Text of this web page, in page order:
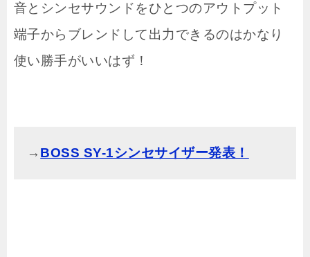
音とシンセサウンドをひとつのアウトプット
端子からブレンドして出力できるのはかなり
使い勝手がいいはず！
→ BOSS SY-1シンセサイザー発表！